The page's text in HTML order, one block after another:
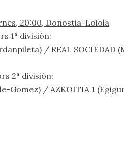
20:00, Donostia-Loiola
1ª división:
/ REAL SOCIEDAD
2ª división:
Gomez) / AZKOITIA 1